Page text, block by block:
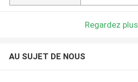
Regardez plus
AU SUJET DE NOUS